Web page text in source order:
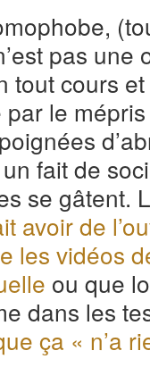
pas une
tout cours
le mépris
fait de
se gâtent.
avoir de
les vidéos
ou que
dans les
ça « n’a